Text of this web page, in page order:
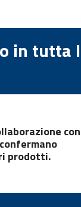
in tutta
prodotti.